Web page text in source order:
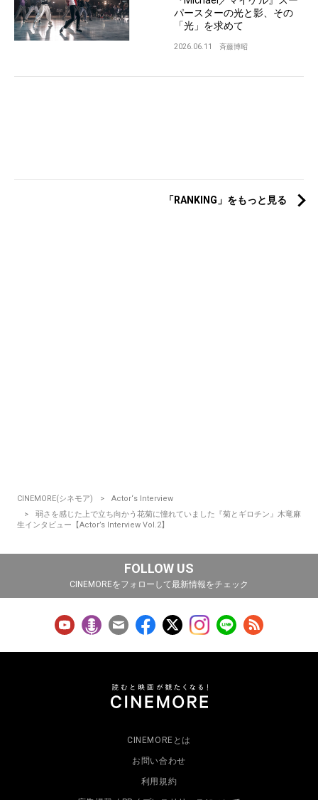
パースターの光と影、その
「光」を求めて
2026.06.11 斉藤博昭
「RANKING」をもっと見る
CINEMORE(シネモア)
Actor‘s Interview
弱さを感じた上で立ち向かう花菊に憧れていました『菊とギロチン』木竜麻
生インタビュー【Actor’s Interview Vol.2】
FOLLOW US
CINEMOREをフォローして最新情報をチェック
CINEMOREとは
お問い合わせ
利用規約